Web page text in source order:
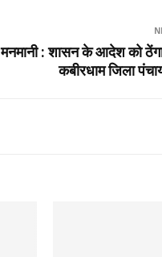
मनमानी : शासन के आदेश को ठेंगा
कबीरधाम जिला